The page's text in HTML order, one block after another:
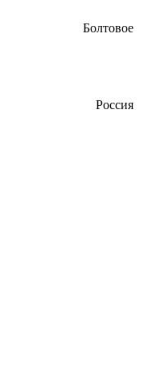
Болтовое
Россия